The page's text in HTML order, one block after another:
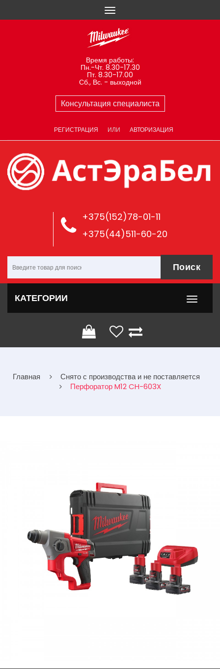
Время работы:
Пн.-Чт. 8.30-17.30
Пт. 8.30-17.00
Сб., Вс. - выходной
Консультация специалиста
РЕГИСТРАЦИЯ ИЛИ АВТОРИЗАЦИЯ
+375(152)78-01-11
+375(44)511-60-20
Поиск
КАТЕГОРИИ
Главная
Снято с производства и не поставляется
Перфоратор M12 CH-603X